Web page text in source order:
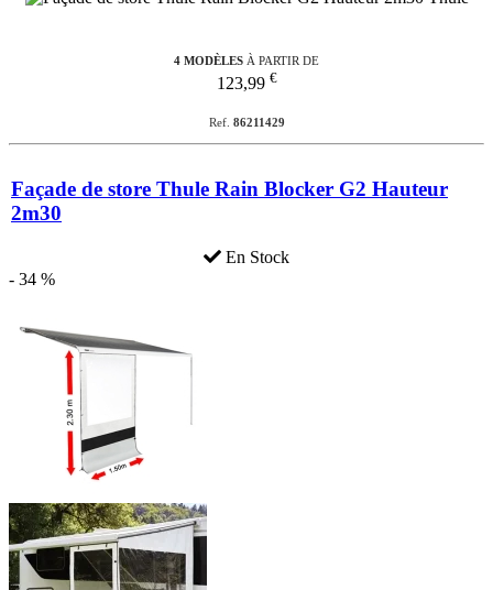
4 MODÈLES À PARTIR DE
123,99 €
Ref. 86211429
Façade de store Thule Rain Blocker G2 Hauteur
2m30
En Stock
- 34 %